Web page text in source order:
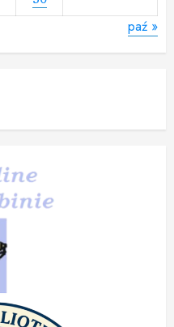
paź »